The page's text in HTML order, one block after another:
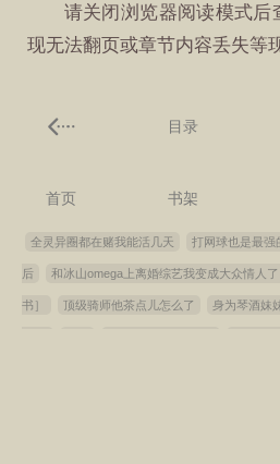
请关闭浏览器阅读模式后
现无法翻页或章节内容丢失等
目录
首页 书架
全灵异圈都在赌我能活几天 打网球也是最强
后 和冰山omega上离婚综艺我变成大众情人了
书］ 顶级骑师他茶点儿怎么了 身为琴酒妹